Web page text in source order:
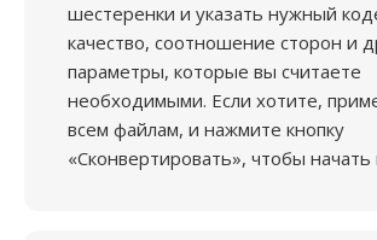
шестеренки и указать нужный
качество, соотношение сторон и
параметры, которые вы считаете
необходимыми. Если хотите,
всем файлам, и нажмите кнопку
«Сконвертировать», чтобы начать